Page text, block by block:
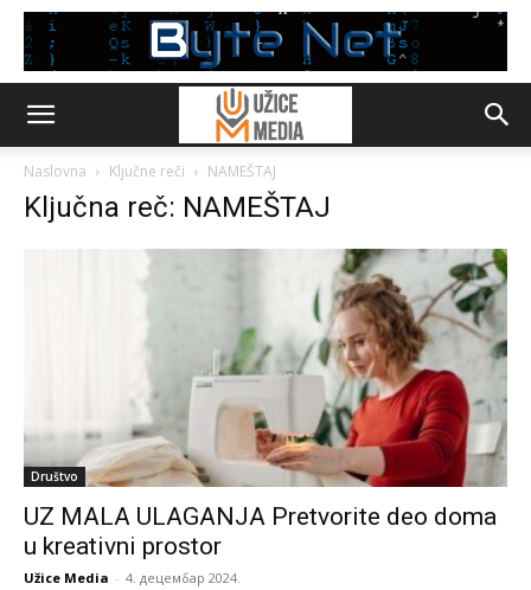
Naslovna Ključne reči NAMEŠTAJ
Ključna reč: NAMEŠTAJ
Društvo
UZ MALA ULAGANJA Pretvorite deo doma
u kreativni prostor
Užice Media - 4. децембар 2024.